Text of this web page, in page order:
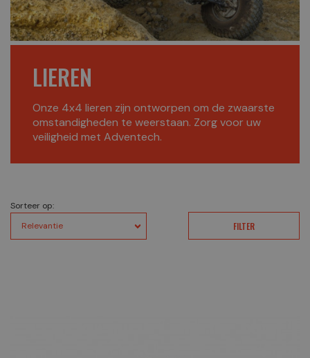
LIEREN
Onze 4x4 lieren zijn ontworpen om de zwaarste
omstandigheden te weerstaan. Zorg voor uw
veiligheid met Adventech.
Sorteer op:
FILTER